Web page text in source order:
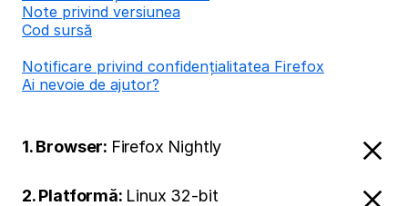
Note privind versiunea
Cod sursă
Notificare privind confidențialitatea Firefox
Ai nevoie de ajutor?
1. Browser: Firefox Nightly
2. Platformă: Linux 32-bit